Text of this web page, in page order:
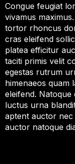
Congue feugiat
vivamus
tortor rhoncus
cras eleifend
platea efficitur
taciti primis velit
egestas rutrum
himenaeos quam
eleifend.
luctus urna
aptent auctor nec
auctor natoque